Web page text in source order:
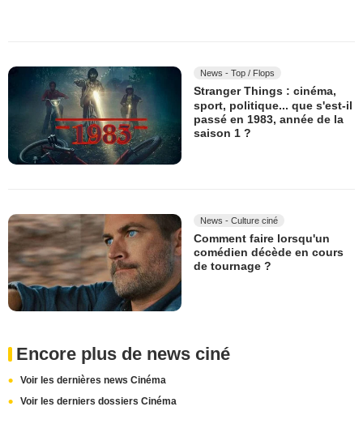
News - Top / Flops
Stranger Things : cinéma,
sport, politique... que s'est-il
passé en 1983, année de la
saison 1 ?
News - Culture ciné
Comment faire lorsqu'un
comédien décède en cours
de tournage ?
Encore plus de news ciné
Voir les dernières news Cinéma
Voir les derniers dossiers Cinéma